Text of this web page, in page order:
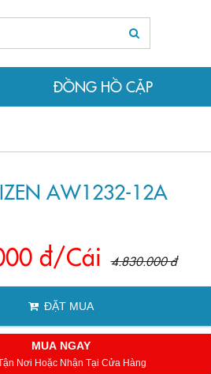
ĐỒNG HỒ CẶP
AW1232-12A
đ/Cái 4.830.000 đ
ĐẶT MUA
MUA NGAY
Nơi Hoặc Nhận Tại Cửa Hàng